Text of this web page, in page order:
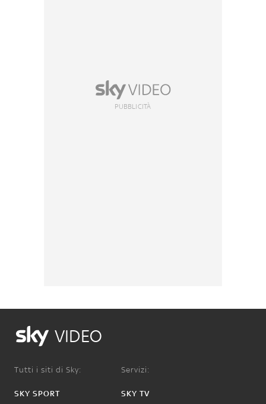
PUBBLICITÀ
VIDEO
Tutti i siti di Sky:
SKY SPORT
Servizi:
SKY TV